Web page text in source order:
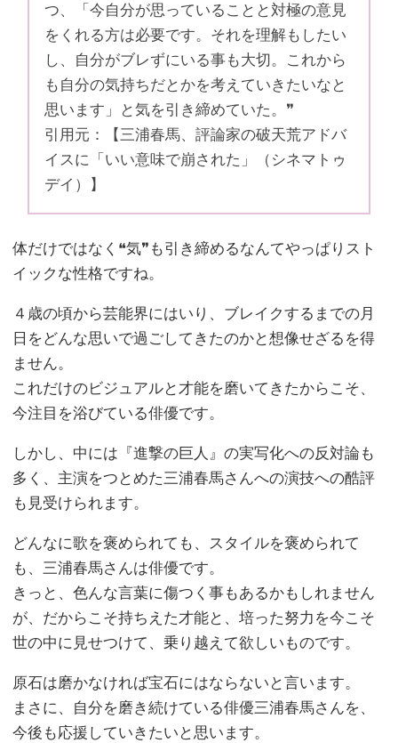
つ、「今自分が思っていることと対極の意見
をくれる方は必要です。それを理解もしたい
し、自分がブレずにいる事も大切。これから
も自分の気持ちだとかを考えていきたいなと
思います」と気を引き締めていた。❞
引用元：【三浦春馬、評論家の破天荒アドバ
イスに「いい意味で崩された」（シネマトゥ
デイ）】
体だけではなく❝気❞も引き締めるなんてやっぱりスト
イックな性格ですね。
４歳の頃から芸能界にはいり、ブレイクするまでの月
日をどんな思いで過ごしてきたのかと想像せざるを得
ません。
これだけのビジュアルと才能を磨いてきたからこそ、
今注目を浴びている俳優です。
しかし、中には『進撃の巨人』の実写化への反対論も
多く、主演をつとめた三浦春馬さんへの演技への酷評
も見受けられます。
どんなに歌を褒められても、スタイルを褒められて
も、三浦春馬さんは俳優です。
きっと、色んな言葉に傷つく事もあるかもしれません
が、だからこそ持ちえた才能と、培った努力を今こそ
世の中に見せつけて、乗り越えて欲しいものです。
原石は磨かなければ宝石にはならないと言います。
まさに、自分を磨き続けている俳優三浦春馬さんを、
今後も応援していきたいと思います。